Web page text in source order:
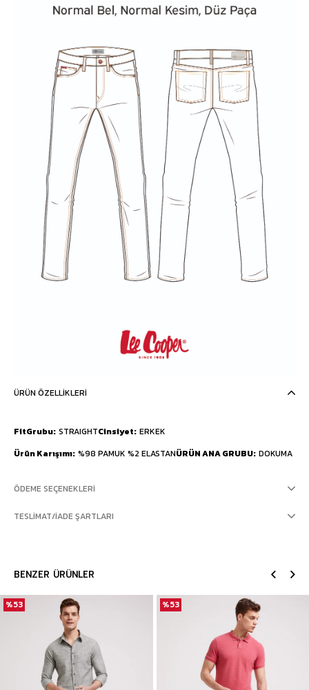
ÜRÜN ÖZELLIKLERI
FitGrubu STRAIGHTCinsiyet ERKEK
Ürün Karışımı %98 PAMUK %2 ELASTANÜRÜN ANA GRUBU DOKUMA
ÖDEME SEÇENEKLERI
TESLIMAT/İADE ŞARTLARI
BENZER ÜRÜNLER
%53 %53